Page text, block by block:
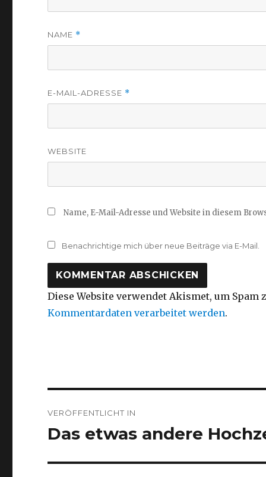
NAME *
E-MAIL-ADRESSE *
WEBSITE
Name, E-Mail-Adresse und Website in diesem
Benachrichtige mich über neue Beiträge via E-Mail.
Diese Website verwendet Akismet, um Spam
Kommentardaten verarbeitet werden.
VERÖFFENTLICHT IN
Das etwas andere